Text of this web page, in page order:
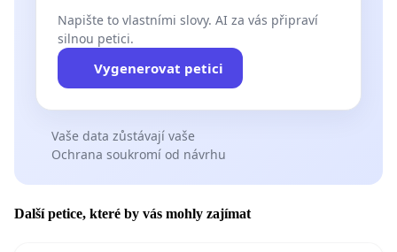
Napište to vlastními slovy. AI za vás připraví
silnou petici.
Vygenerovat petici
Vaše data zůstávají vaše
Ochrana soukromí od návrhu
Další petice, které by vás mohly zajímat